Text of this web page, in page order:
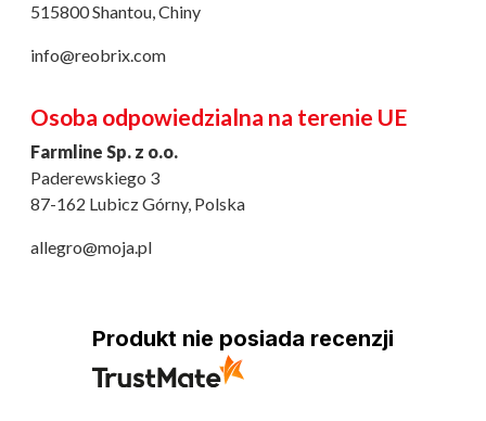
515800 Shantou, Chiny
info@reobrix.com
Osoba odpowiedzialna na terenie UE
Farmline Sp. z o.o.
Paderewskiego 3
87-162 Lubicz Górny, Polska
allegro@moja.pl
Produkt nie posiada recenzji